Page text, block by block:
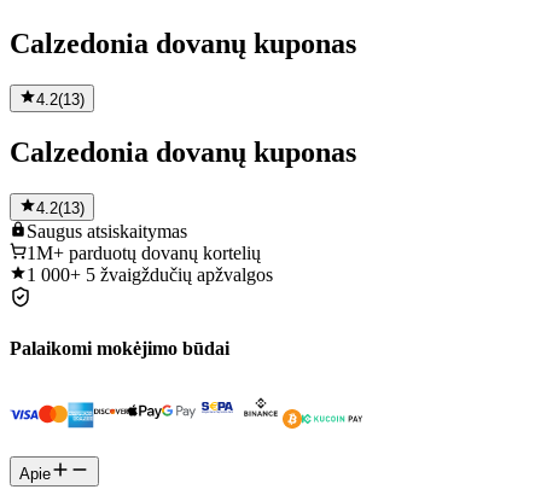
Calzedonia dovanų kuponas
4.2(13)
Calzedonia dovanų kuponas
4.2(13)
Saugus atsiskaitymas
1M+ parduotų dovanų kortelių
1 000+ 5 žvaigždučių apžvalgos
Palaikomi mokėjimo būdai
Apie